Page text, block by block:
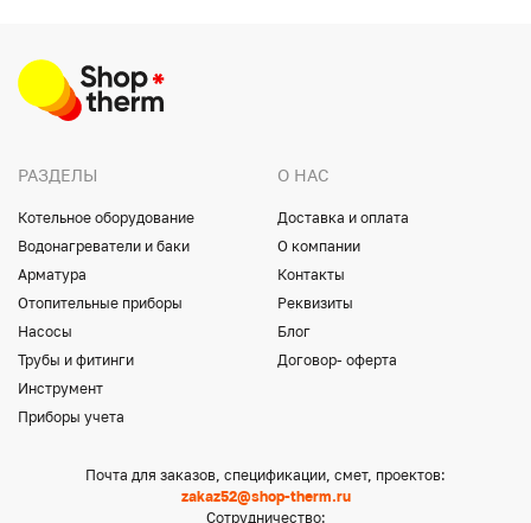
РАЗДЕЛЫ
Котельное оборудование
Водонагреватели и баки
Арматура
Отопительные приборы
Насосы
Трубы и фитинги
Инструмент
Приборы учета
О НАС
Доставка и оплата
О компании
Контакты
Реквизиты
Блог
Договор- оферта
Почта для заказов, спецификации, смет, проектов:
zakaz52@shop-therm.ru
Сотрудничество: